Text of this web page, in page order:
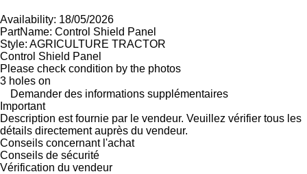
Availability: 18/05/2026
PartName: Control Shield Panel
Style: AGRICULTURE TRACTOR
Control Shield Panel
Please check condition by the photos
3 holes on
Demander des informations supplémentaires
Important
Description est fournie par le vendeur. Veuillez vérifier tous les
détails directement auprès du vendeur.
Conseils concernant l'achat
Conseils de sécurité
Vérification du vendeur